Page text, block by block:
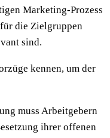
Marketing-Prozess
die Zielgruppen
sind.
kennen, um der
muss Arbeitgebern
ihrer offenen